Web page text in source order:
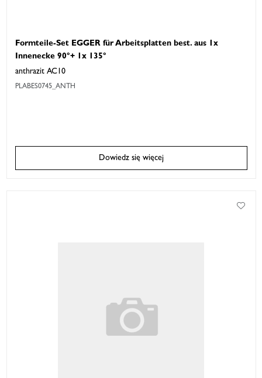
Formteile-Set EGGER für Arbeitsplatten best. aus 1x
Innenecke 90°+ 1x 135°
anthrazit AC10
PLABES0745_ANTH
Dowiedz się więcej